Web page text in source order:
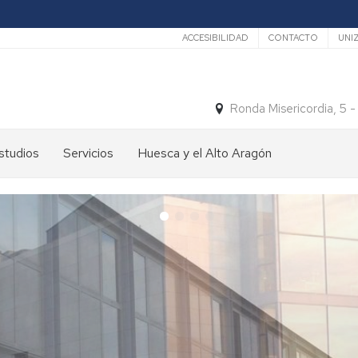
Secundario
ACCESIBILIDAD CONTACTO
Ronda Misericordia, 5
Servicios Huesca y el Alto Aragón
tiempo
Medios
de
Transporte
y
Huesca